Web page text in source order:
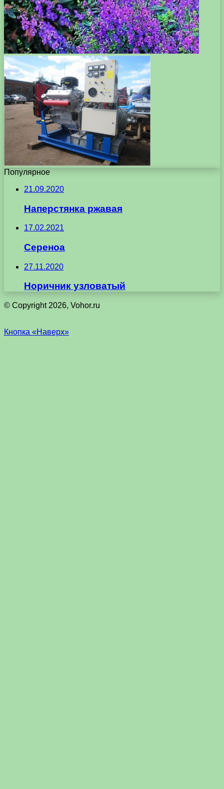
Популярное
21.09.2020
Наперстянка ржавая
17.02.2021
Сереноа
27.11.2020
Норичник узловатый
© Copyright 2026, Vohor.ru
Кнопка «Наверх»